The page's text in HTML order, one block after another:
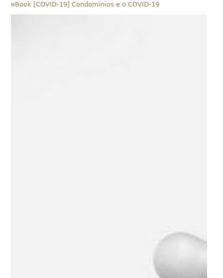
eBook [COVID-19] Condomínios e o COVID-19